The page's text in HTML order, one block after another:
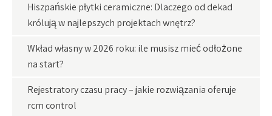
Hiszpańskie płytki ceramiczne: Dlaczego od dekad
królują w najlepszych projektach wnętrz?
Wkład własny w 2026 roku: ile musisz mieć odłożone
na start?
Rejestratory czasu pracy – jakie rozwiązania oferuje
rcm control